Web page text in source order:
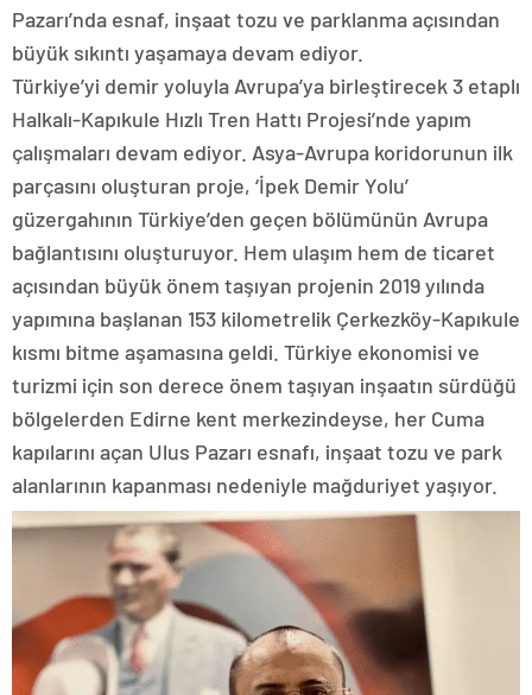
Pazarı’nda esnaf, inşaat tozu ve parklanma açısından
büyük sıkıntı yaşamaya devam ediyor.
Türkiye’yi demir yoluyla Avrupa’ya birleştirecek 3 etaplı
Halkalı-Kapıkule Hızlı Tren Hattı Projesi’nde yapım
çalışmaları devam ediyor. Asya-Avrupa koridorunun ilk
parçasını oluşturan proje, ‘İpek Demir Yolu’
güzergahının Türkiye’den geçen bölümünün Avrupa
bağlantısını oluşturuyor. Hem ulaşım hem de ticaret
açısından büyük önem taşıyan projenin 2019 yılında
yapımına başlanan 153 kilometrelik Çerkezköy-Kapıkule
kısmı bitme aşamasına geldi. Türkiye ekonomisi ve
turizmi için son derece önem taşıyan inşaatın sürdüğü
bölgelerden Edirne kent merkezindeyse, her Cuma
kapılarını açan Ulus Pazarı esnafı, inşaat tozu ve park
alanlarının kapanması nedeniyle mağduriyet yaşıyor.